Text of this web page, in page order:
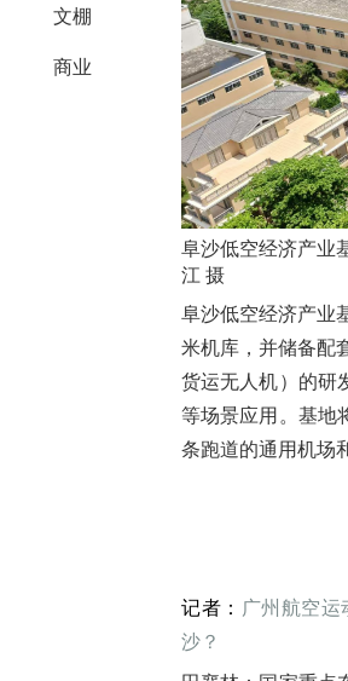
文棚
商业
阜沙低空经济产业
江 摄
阜沙低空经济产业
米机库 ，并储备
货运无人机）的研
等场景应用。基地
条跑道的通用机场
记者： 广州航空
沙？